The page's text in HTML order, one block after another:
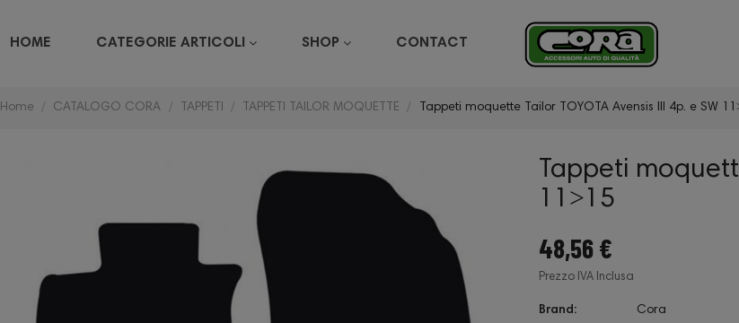
HOME CATEGORIE ARTICOLI SHOP CONTACT
Home CATALOGO CORA TAPPETI TAPPETI TAILOR MOQUETTE Tappeti moquette Tailor TOYOTA Avensis III 4p. e SW
Tappeti
11˃15
48,56 €
Prezzo IVA Inclusa
Brand:
Cora